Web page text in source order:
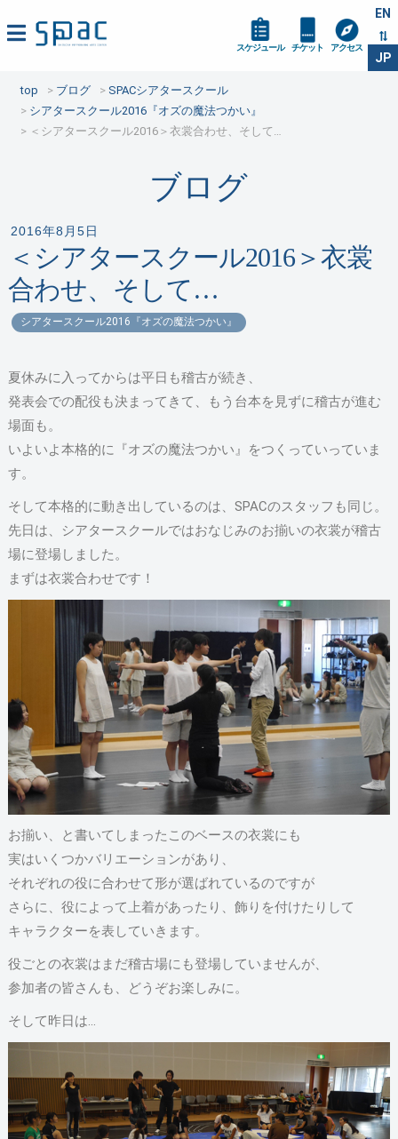
EN
JP
スケジュール チケット アクセス
top ブログ
SPACシアタースクール
シアタースクール2016『オズの魔法つかい』
＜シアタースクール2016＞衣裳合わせ、そして…
ブログ
2016年8月5日
＜シアタースクール2016＞衣裳
合わせ、そして…
シアタースクール2016『オズの魔法つかい』
夏休みに入ってからは平日も稽古が続き、
発表会での配役も決まってきて、もう台本を見ずに稽古が進む
場面も。
いよいよ本格的に『オズの魔法つかい』をつくっていっていま
す。
そして本格的に動き出しているのは、SPACのスタッフも同じ。
先日は、シアタースクールではおなじみのお揃いの衣裳が稽古
場に登場しました。
まずは衣裳合わせです！
お揃い、と書いてしまったこのベースの衣裳にも
実はいくつかバリエーションがあり、
それぞれの役に合わせて形が選ばれているのですが
さらに、役によって上着があったり、飾りを付けたりして
キャラクターを表していきます。
役ごとの衣裳はまだ稽古場にも登場していませんが、
参加者の皆さんも、どうぞお楽しみに。
そして昨日は…